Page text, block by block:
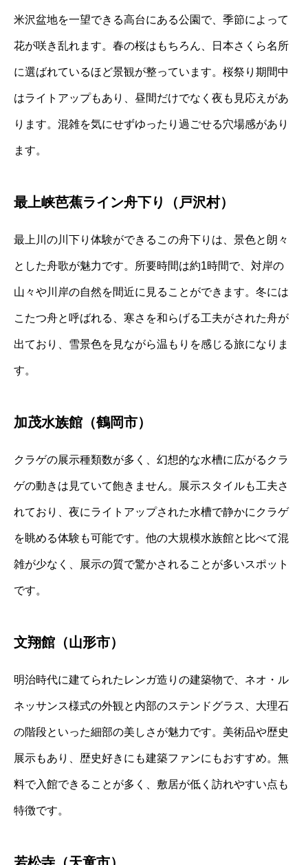
米沢盆地を一望できる高台にある公園で、季節によって
花が咲き乱れます。春の桜はもちろん、日本さくら名所
に選ばれているほど景観が整っています。桜祭り期間中
はライトアップもあり、昼間だけでなく夜も見応えがあ
ります。混雑を気にせずゆったり過ごせる穴場感があり
ます。
最上峡芭蕉ライン舟下り（戸沢村）
最上川の川下り体験ができるこの舟下りは、景色と朗々
とした舟歌が魅力です。所要時間は約1時間で、対岸の
山々や川岸の自然を間近に見ることができます。冬には
こたつ舟と呼ばれる、寒さを和らげる工夫がされた舟が
出ており、雪景色を見ながら温もりを感じる旅になりま
す。
加茂水族館（鶴岡市）
クラゲの展示種類数が多く、幻想的な水槽に広がるクラ
ゲの動きは見ていて飽きません。展示スタイルも工夫さ
れており、夜にライトアップされた水槽で静かにクラゲ
を眺める体験も可能です。他の大規模水族館と比べて混
雑が少なく、展示の質で驚かされることが多いスポット
です。
文翔館（山形市）
明治時代に建てられたレンガ造りの建築物で、ネオ・ル
ネッサンス様式の外観と内部のステンドグラス、大理石
の階段といった細部の美しさが魅力です。美術品や歴史
展示もあり、歴史好きにも建築ファンにもおすすめ。無
料で入館できることが多く、敷居が低く訪れやすい点も
特徴です。